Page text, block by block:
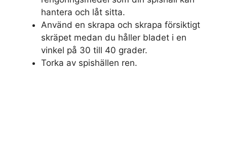
hantera och låt sitta.
Använd en skrapa och skrapa försiktigt
skräpet medan du håller bladet i en
vinkel på 30 till 40 grader.
Torka av spishällen ren.